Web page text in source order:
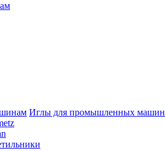
Иглы для промышленных машин